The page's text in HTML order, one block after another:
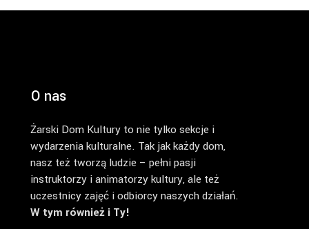
O nas
Żarski Dom Kultury to nie tylko sekcje i
wydarzenia kulturalne. Tak jak każdy dom,
nasz też tworzą ludzie – pełni pasji
instruktorzy i animatorzy kultury, ale też
uczestnicy zajęć i odbiorcy naszych działań.
W tym również i Ty!